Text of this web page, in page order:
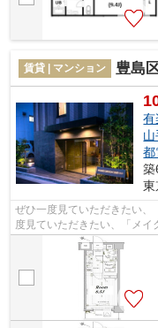
賃貸 | マンション 豊島
有
山
都
築
東
ぜひ一度見ていただきたい、
度見ていただきたい、「メイ
レベータ・敷地内ごみ置き場